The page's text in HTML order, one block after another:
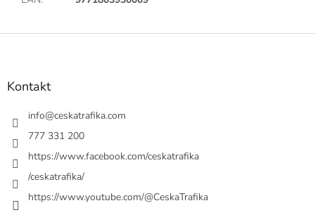
Z
Kontakt
info@ceskatrafika.com
777 331 200
https://www.facebook.com/ceskatrafika
/ceskatrafika/
https://www.youtube.com/@CeskaTrafika